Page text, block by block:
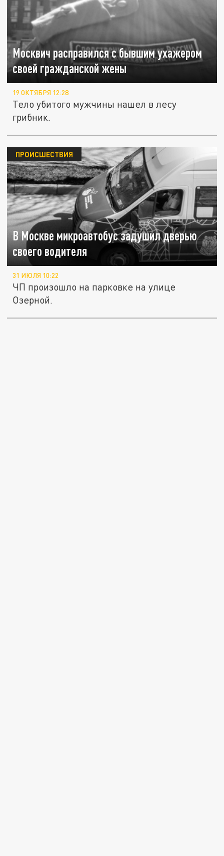
Москвич расправился с бывшим ухажером
своей гражданской жены
19 ОКТЯБРЯ 12:28
Тело убитого мужчины нашел в лесу
грибник.
В Москве микроавтобус задушил дверью
своего водителя
ПРОИСШЕСТВИЯ
31 ИЮЛЯ 10:22
ЧП произошло на парковке на улице
Озерной.